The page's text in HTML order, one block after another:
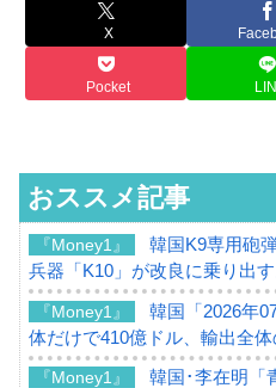
X
Pocket
おススメ記事
『Money1』
韓国K9専用砲
兵器「K10」が改良に乗り出す
『Money1』
韓国「2026年
体だけで410億ドル、輸出全
『Money1』
韓国･李在明「